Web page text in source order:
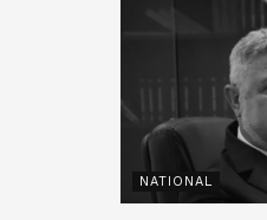
NATIONAL